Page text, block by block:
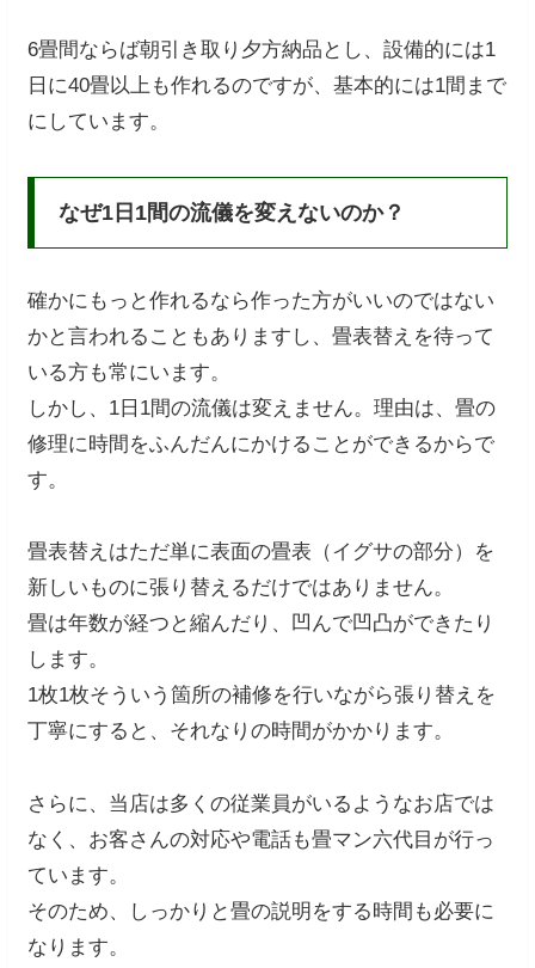
6畳間ならば朝引き取り夕方納品とし、設備的には1
日に40畳以上も作れるのですが、基本的には1間まで
にしています。
なぜ1日1間の流儀を変えないのか？
確かにもっと作れるなら作った方がいいのではない
かと言われることもありますし、畳表替えを待って
いる方も常にいます。
しかし、1日1間の流儀は変えません。理由は、畳の
修理に時間をふんだんにかけることができるからで
す。
畳表替えはただ単に表面の畳表（イグサの部分）を
新しいものに張り替えるだけではありません。
畳は年数が経つと縮んだり、凹んで凹凸ができたり
します。
1枚1枚そういう箇所の補修を行いながら張り替えを
丁寧にすると、それなりの時間がかかります。
さらに、当店は多くの従業員がいるようなお店では
なく、お客さんの対応や電話も畳マン六代目が行っ
ています。
そのため、しっかりと畳の説明をする時間も必要に
なります。